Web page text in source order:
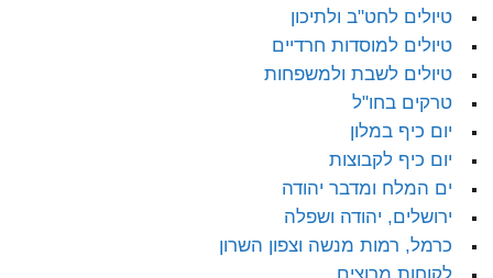
טיולים לחט"ב ולתיכון
טיולים למוסדות חרדיים
טיולים לשבת ולמשפחות
טרקים בחו"ל
יום כיף במלון
יום כיף לקבוצות
ים המלח ומדבר יהודה
ירושלים, יהודה ושפלה
כרמל, רמות מנשה וצפון השרון
לקוחות מרוצים